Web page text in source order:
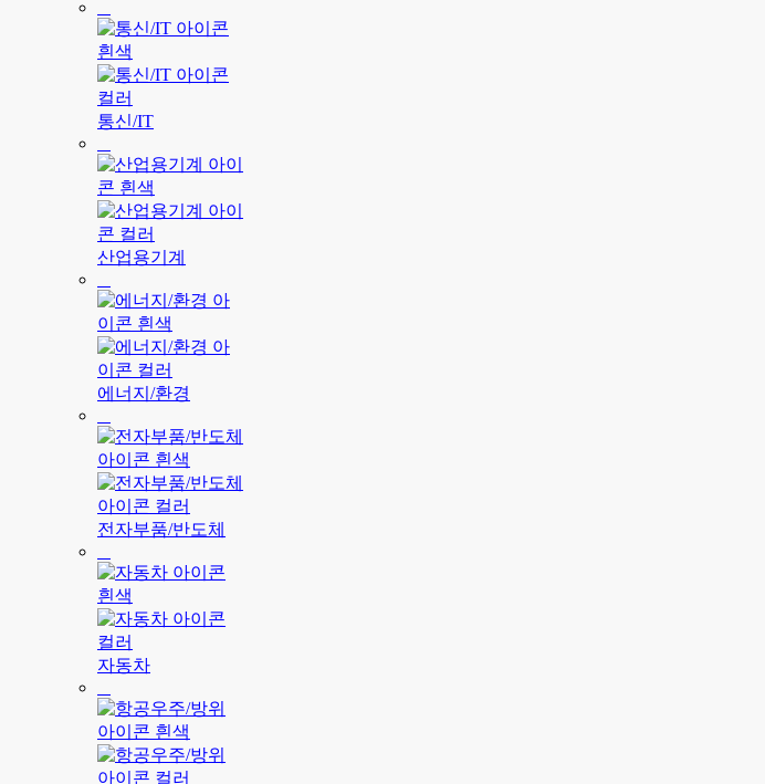
통신/IT
산업용기계
에너지/환경
전자부품/반도체
자동차